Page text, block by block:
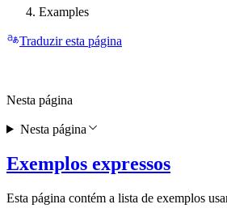
Examples
Traduzir esta página
Exemplos expressos
Esta página contém a lista de exemplos
Nesta página
Nesta página